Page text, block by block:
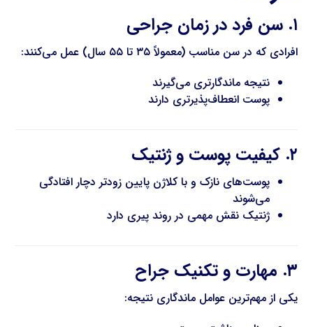
۱. سن فرد در زمان جراحی
افرادی که در سن مناسب (معمولاً ۳۵ تا ۵۵ سال) عمل می‌کنند:
نتیجه ماندگارتری می‌گیرند
پوست انعطاف‌پذیرتری دارند
۲. کیفیت پوست و ژنتیک
پوست‌های نازک و با کلاژن پایین زودتر دچار افتادگی
می‌شوند
ژنتیک نقش مهمی در روند پیری دارد
۳. مهارت و تکنیک جراح
یکی از مهم‌ترین عوامل ماندگاری نتیجه: